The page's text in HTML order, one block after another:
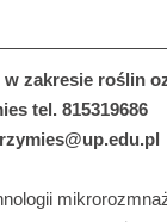
zakresie roślin
tel. 815319686